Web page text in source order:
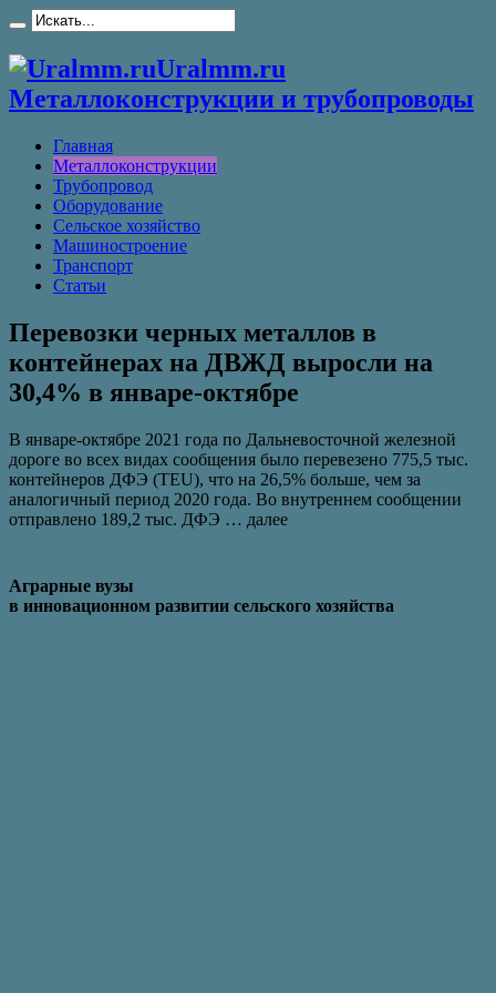
Uralmm.ru
Металлоконструкции и трубопроводы
Главная
Металлоконструкции
Трубопровод
Оборудование
Сельское хозяйство
Машиностроение
Транспорт
Статьи
Перевозки черных металлов в
контейнерах на ДВЖД выросли на
30,4% в январе-октябре
В январе-октябре 2021 года по Дальневосточной железной
дороге во всех видах сообщения было перевезено 775,5 тыс.
контейнеров ДФЭ (TEU), что на 26,5% больше, чем за
аналогичный период 2020 года. Во внутреннем сообщении
отправлено 189,2 тыс. ДФЭ … далее
Аграрные вузы
в инновационном развитии сельского хозяйства